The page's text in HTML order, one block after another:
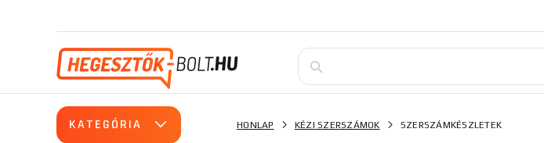
KATEGÓRIA HONLAP KÉZI SZERSZÁMOK SZERSZÁMKÉSZLETEK